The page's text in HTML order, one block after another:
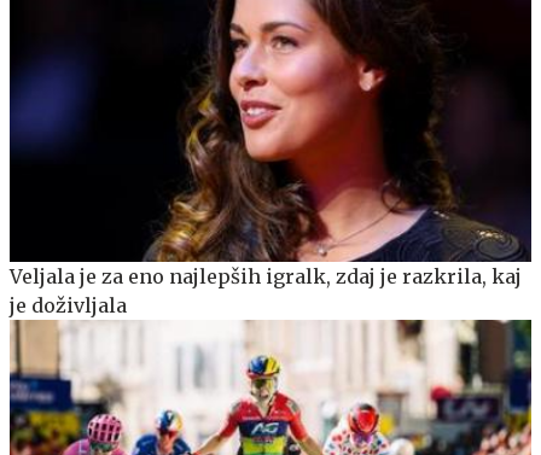
Veljala je za eno najlepših igralk, zdaj je razkrila, kaj
je doživljala